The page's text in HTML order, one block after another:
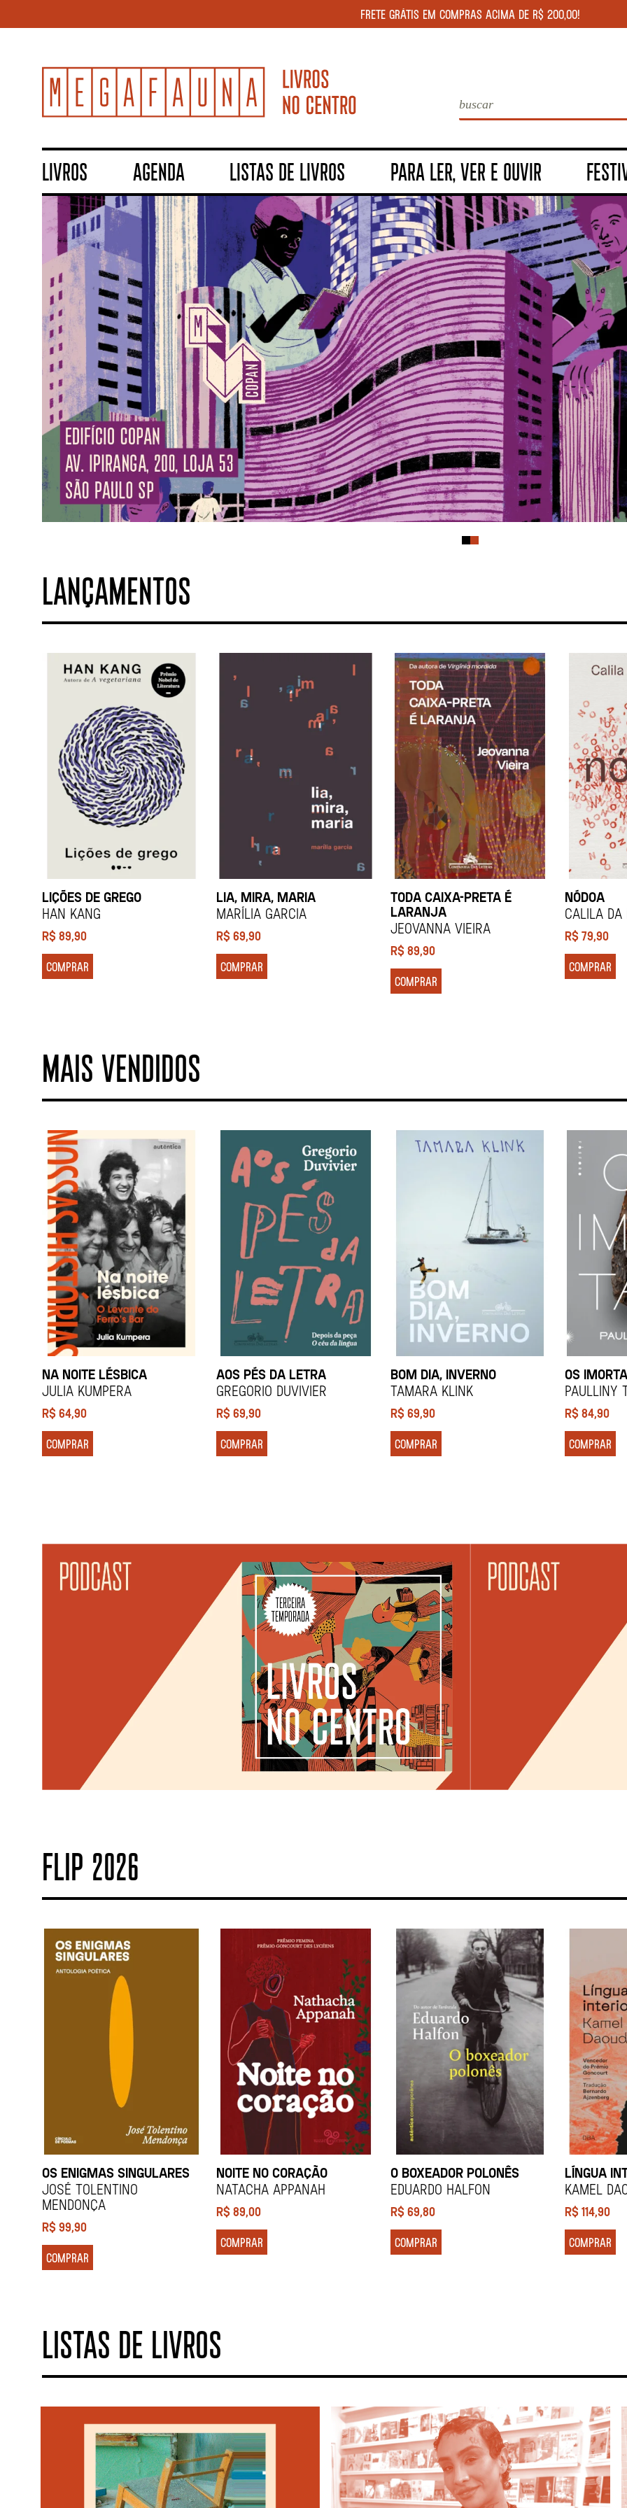
FRETE GRÁTIS EM COMPRAS ACIMA DE R$ 200,00!
LIVROS AGENDA LISTAS DE LIVROS PARA LER, VER E OUVIR
LANÇAMENTOS
LIÇÕES DE GREGO
HAN KANG
R$89,90
COMPRAR
LIA, MIRA, MARIA
Marília Garcia
R$69,90
COMPRAR
TODA CAIXA-PRETA É
LARANJA
Jeovanna Vieira
R$89,90
COMPRAR
NÓDOA
Calila da
R$79,90
COMPRAR
MAIS VENDIDOS
NA NOITE LÉSBICA
Julia Kumpera
R$64,90
COMPRAR
AOS PÉS DA LETRA
Gregorio Duvivier
R$69,90
COMPRAR
BOM DIA, INVERNO
Tamara Klink
R$69,90
COMPRAR
OS
Paulliny
R$84,90
COMPRAR
FLIP 2026
OS ENIGMAS SINGULARES
JOSÉ TOLENTINO
MENDONÇA
R$99,90
COMPRAR
NOITE NO CORAÇÃO
Natacha Appanah
R$89,00
COMPRAR
O BOXEADOR POLONÊS
EDUARDO HALFON
R$69,80
COMPRAR
LÍNGUA
KAMEL
R$114,90
COMPRAR
LISTAS DE LIVROS